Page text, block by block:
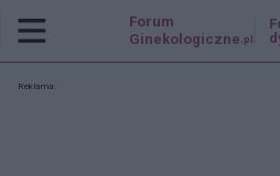
Forum
Ginekologiczne .pl
Reklama: